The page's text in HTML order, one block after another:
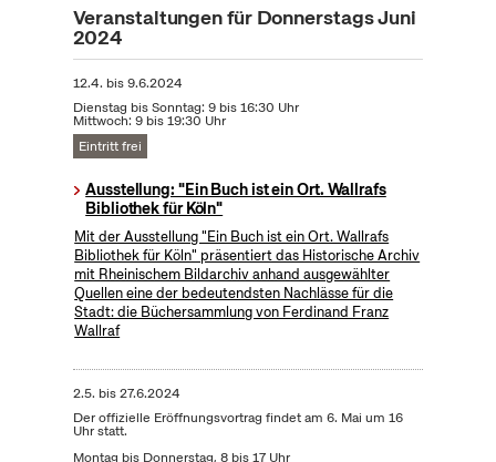
Veranstaltungen für Donnerstags Juni
2024
12.4. bis9.6.2024
Dienstag bis Sonntag: 9 bis 16:30 Uhr
Mittwoch: 9 bis 19:30 Uhr
Eintritt frei
Ausstellung: "Ein Buch ist ein Ort. Wallrafs
Bibliothek für Köln"
Mit der Ausstellung "Ein Buch ist ein Ort. Wallrafs
Bibliothek für Köln" präsentiert das Historische Archiv
mit Rheinischem Bildarchiv anhand ausgewählter
Quellen eine der bedeutendsten Nachlässe für die
Stadt: die Büchersammlung von Ferdinand Franz
Wallraf
2.5. bis27.6.2024
Der offizielle Eröffnungsvortrag findet am 6. Mai um 16
Uhr statt.
Montag bis Donnerstag, 8 bis 17 Uhr